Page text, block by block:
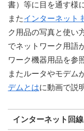
書）等に目を通す様
またインターネット
ク用品の写真と使い
でネットワーク用語
ワーク機器用品を参
またルータやモデム
デムとはに動画で説
インターネット回